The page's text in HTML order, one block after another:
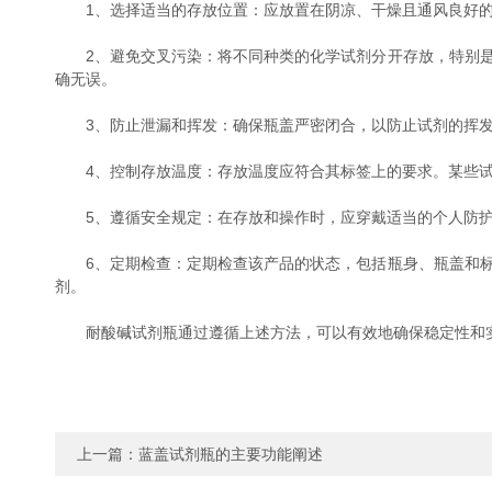
1、选择适当的存放位置：应放置在阴凉、干燥且通风良好的
2、避免交叉污染：将不同种类的化学试剂分开存放，特别
确无误。
3、防止泄漏和挥发：确保瓶盖严密闭合，以防止试剂的挥
4、控制存放温度：存放温度应符合其标签上的要求。某些
5、遵循安全规定：在存放和操作时，应穿戴适当的个人防护
6、定期检查：定期检查该产品的状态，包括瓶身、瓶盖和
剂。
耐酸碱试剂瓶通过遵循上述方法，可以有效地确保稳定性和
上一篇： 蓝盖试剂瓶的主要功能阐述